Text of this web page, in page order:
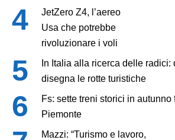
JetZero Z4, l’aereo
Usa che potrebbe
rivoluzionare i voli
In Italia alla ricerca delle radici:
disegna le rotte turistiche
Fs: sette treni storici in autunno
Piemonte
Mazzi: “Turismo e lavoro,